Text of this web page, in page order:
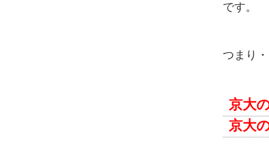
です。
つまり
京大
京大